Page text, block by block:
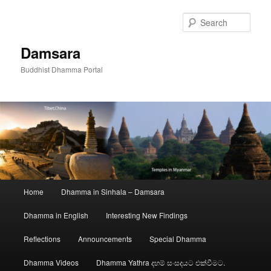
Damsara
Buddhist Dhamma Portal
Home Dhamma in Sinhala – Damsara
Dhamma in English Interesting New Findings
Reflections Announcements Special Dhamma
Dhamma Videos Dhamma Yathra දහම් සංසදයට එක්වීමට.